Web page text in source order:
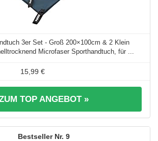
3er Set - Groß 200×100cm & 2 Klein
Microfaser Sporthandtuch, für ...
15,99 €
TOP ANGEBOT »
9